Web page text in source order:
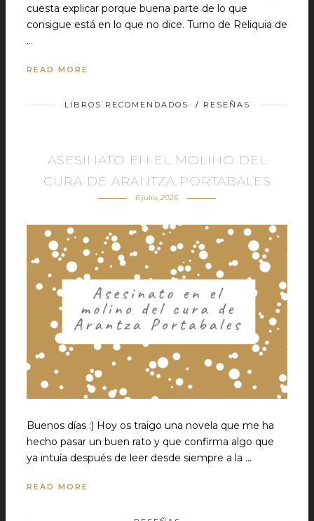
cuesta explicar porque buena parte de lo que
consigue está en lo que no dice. Turno de Reliquia de
…
READ MORE
LIBROS RECOMENDADOS / RESEÑAS
ASESINATO EN EL MOLINO DEL
CURA DE ARANTZA PORTABALES
6 julio, 2026
Buenos días :) Hoy os traigo una novela que me ha
hecho pasar un buen rato y que confirma algo que
ya intuía después de leer desde siempre a la …
READ MORE